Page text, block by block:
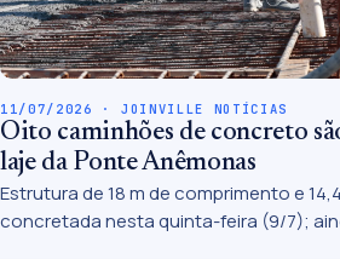
11/07/2026 · JOINVILLE NOTÍCIAS
Oito caminhões de concreto
laje da Ponte Anêmonas
Estrutura de 18 m de comprimento e
concretada nesta quinta-feira (9/7);